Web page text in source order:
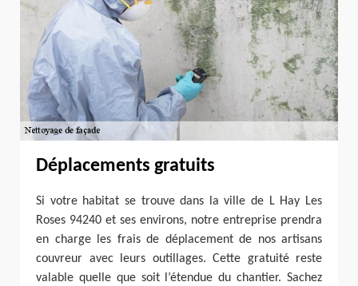
Déplacements gratuits
Si votre habitat se trouve dans la ville de L Hay Les
Roses 94240 et ses environs, notre entreprise prendra
en charge les frais de déplacement de nos artisans
couvreur avec leurs outillages. Cette gratuité reste
valable quelle que soit l’étendue du chantier. Sachez